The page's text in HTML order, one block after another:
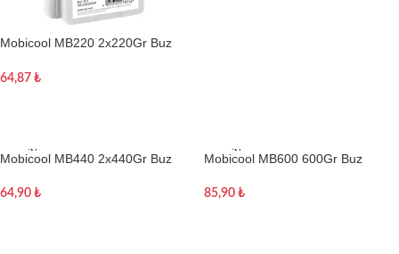
Mobicool MB220 2x220Gr Buz
64,87 ₺
TÜKEN
DI
Mobicool MB440 2x440Gr Buz
64,90 ₺
TÜKEN
DI
Mobicool MB600 600Gr Buz
85,90 ₺